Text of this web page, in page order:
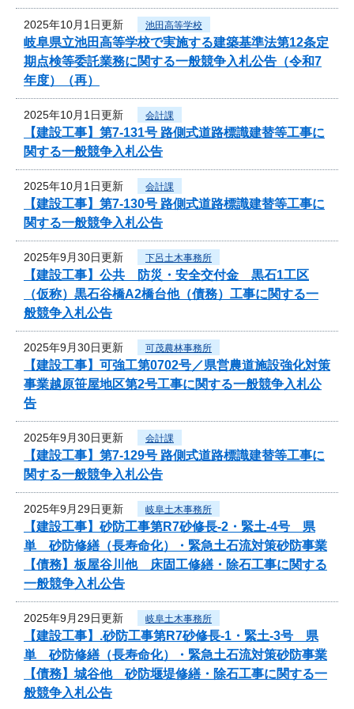
2025年10月1日更新 池田高等学校
岐阜県立池田高等学校で実施する建築基準法第12条定
期点検等委託業務に関する一般競争入札公告（令和7
年度）（再）
2025年10月1日更新 会計課
【建設工事】第7-131号 路側式道路標識建替等工事に
関する一般競争入札公告
2025年10月1日更新 会計課
【建設工事】第7-130号 路側式道路標識建替等工事に
関する一般競争入札公告
2025年9月30日更新 下呂土木事務所
【建設工事】公共 防災・安全交付金 黒石1工区
（仮称）黒石谷橋A2橋台他（債務）工事に関する一
般競争入札公告
2025年9月30日更新 可茂農林事務所
【建設工事】可強工第0702号／県営農道施設強化対策
事業越原笹屋地区第2号工事に関する一般競争入札公
告
2025年9月30日更新 会計課
【建設工事】第7-129号 路側式道路標識建替等工事に
関する一般競争入札公告
2025年9月29日更新 岐阜土木事務所
【建設工事】砂防工事第R7砂修長-2・緊土-4号 県
単 砂防修繕（長寿命化）・緊急土石流対策砂防事業
【債務】板屋谷川他 床固工修繕・除石工事に関する
一般競争入札公告
2025年9月29日更新 岐阜土木事務所
【建設工事】.砂防工事第R7砂修長-1・緊土-3号 県
単 砂防修繕（長寿命化）・緊急土石流対策砂防事業
【債務】城谷他 砂防堰堤修繕・除石工事に関する一
般競争入札公告